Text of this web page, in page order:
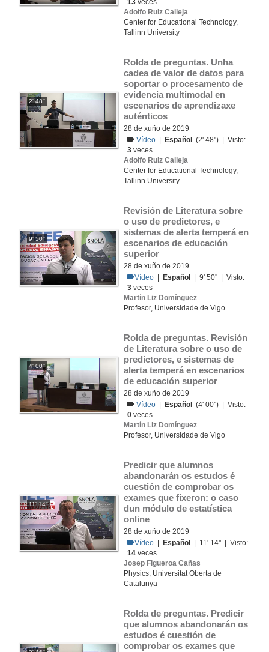
13 veces
Adolfo Ruiz Calleja
Center for Educational Technology,
Tallinn University
2' 48''
Rolda de preguntas. Unha
cadea de valor de datos para
soportar o procesamento de
evidencia multimodal en
escenarios de aprendizaxe
auténticos
28 de xuño de 2019
Vídeo
Español
(2' 48'') | Visto:
3 veces
Adolfo Ruiz Calleja
Center for Educational Technology,
Tallinn University
9' 50''
Revisión de Literatura sobre
o uso de predictores, e
sistemas de alerta temperá en
escenarios de educación
superior
28 de xuño de 2019
Vídeo
Español
| 9' 50'' | Visto:
3 veces
Martín Liz Domínguez
Profesor, Universidade de Vigo
4' 00''
Rolda de preguntas. Revisión
de Literatura sobre o uso de
predictores, e sistemas de
alerta temperá en escenarios
de educación superior
28 de xuño de 2019
Vídeo
Español
(4' 00'') | Visto:
0 veces
Martín Liz Domínguez
Profesor, Universidade de Vigo
11' 14''
Predicir que alumnos
abandonarán os estudos é
cuestión de comprobar os
exames que fixeron: o caso
dun módulo de estatística
online
28 de xuño de 2019
Vídeo
Español
| 11' 14'' | Visto:
14 veces
Josep Figueroa Cañas
Physics, Universitat Oberta de
Catalunya
Rolda de preguntas. Predicir
que alumnos abandonarán os
estudos é cuestión de
comprobar os exames que